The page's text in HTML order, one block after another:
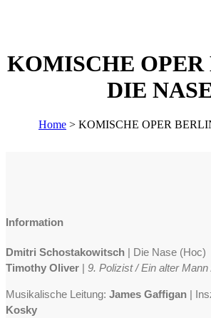
KOMISCHE OPER
DIE
Home > KOMISCHE OPER
Information
Dmitri Schostakowitsch | Die Nase (Нос)
Timothy Oliver | 9. Polizist / Ein alter Mann
Musikalische Leitung: James Gaf­figan |
Kos­ky